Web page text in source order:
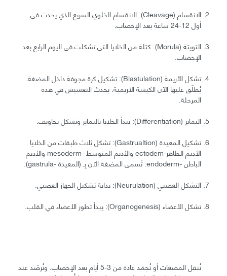
الانقسام (Cleavage): الانقسام الخلوي السريع الذي يحدث في
أول 12-24 ساعة بعد الإخصاب.
التويتة (Morula): كتلة من الخلايا التي تشكلت في اليوم الرابع بعد
الإخصاب.
تشكل الأريمة (Blastulation): تشكيل كرة مجوفة داخل المضغة.
يُطلَق عليها الآن الكيسة الأريمية. يحدث التعشيش في هذه
المرحلة.
التمايز (Differentiation): تبدأ الخلايا بالتمايز وتشكل تجاويف.
تشكيل المعيدة (Gastrualtion): تشكل ثلاث طبقات من الخلايا
الأديم الظاهر-ectodem والأديم المتوسط -mesoderm والأديم
الباطن -endoderm. تُسمى المضغة الآن بِـ (المعيدة -gastrula).
التشكل العصبي (Neurulation): بداية تشكيل الجهاز العصبي.
تشكل الأعضاء (Organogenesis): يبدأ تطور الأعضاء في القلب.
تُنقل المضغات أو تُجمَد عادة من 3-5 أيام بعد الإخصاب. وتُرصَد عند